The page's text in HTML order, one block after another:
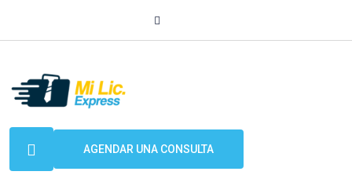
AGENDAR UNA CONSULTA